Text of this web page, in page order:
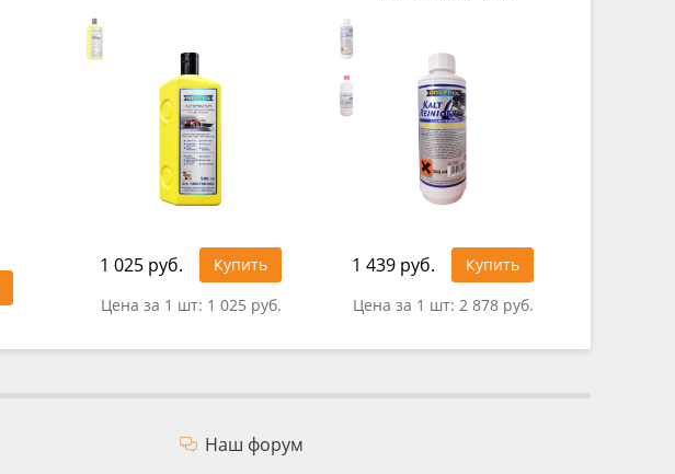
1 025 руб.
Купить
Цена за 1 шт: 1 025 руб.
1 439 руб.
Купить
Цена за 1 шт: 2 878 руб.
Наш форум